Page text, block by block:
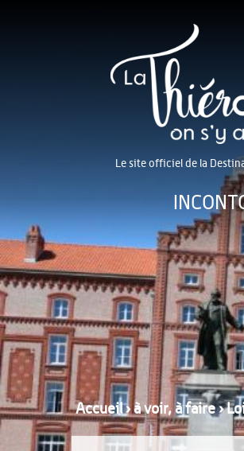
Le site officiel de la
Accueil› à voir, à faire›